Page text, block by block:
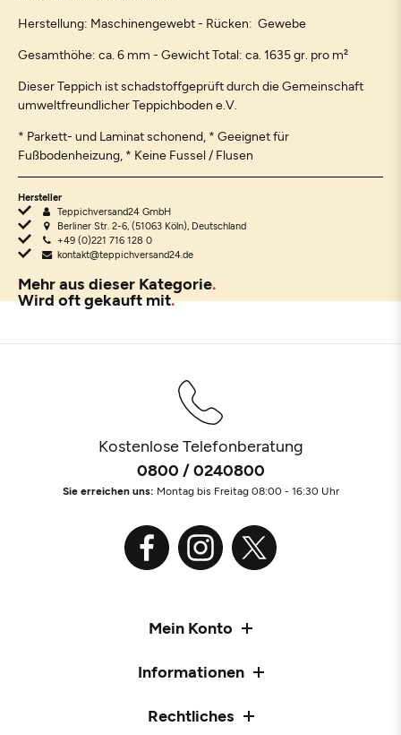
Herstellung: Maschinengewebt - Rücken: Gewebe
Gesamthöhe: ca. 6 mm - Gewicht Total: ca. 1635 gr. pro m²
Dieser Teppich ist schadstoffgeprüft durch die Gemeinschaft
umweltfreundlicher Teppichboden e.V.
* Parkett- und Laminat schonend, * Geeignet für
Fußbodenheizung, * Keine Fussel / Flusen
Hersteller
Teppichversand24 GmbH
Berliner Str. 2-6, (51063 Köln), Deutschland
+49 (0)221 716 128 0
kontakt@teppichversand24.de
Mehr aus dieser Kategorie
Wird oft gekauft mit
Kostenlose Telefonberatung
0800 / 0240800
Sie erreichen uns: Montag bis Freitag 08:00 - 16:30 Uhr
Mein Konto
Informationen
Rechtliches